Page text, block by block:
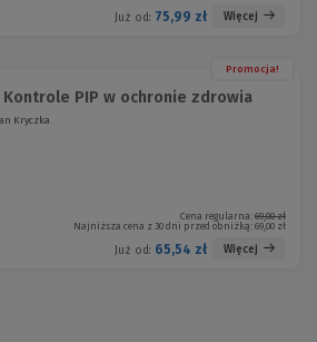
Już od: 75,99 zł Więcej
Promocja!
Kontrole PIP w ochronie zdrowia
Kryczka
Cena regularna: 69,00 zł
Najniższa cena z 30 dni przed obniżką: 69,00 zł
Już od: 65,54 zł Więcej